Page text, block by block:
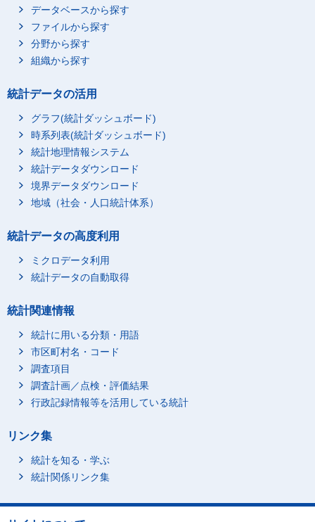
データベースから探す
ファイルから探す
分野から探す
組織から探す
統計データの活用
グラフ(統計ダッシュボード)
時系列表(統計ダッシュボード)
統計地理情報システム
統計データダウンロード
境界データダウンロード
地域（社会・人口統計体系）
統計データの高度利用
ミクロデータ利用
統計データの自動取得
統計関連情報
統計に用いる分類・用語
市区町村名・コード
調査項目
調査計画／点検・評価結果
行政記録情報等を活用している統計
リンク集
統計を知る・学ぶ
統計関係リンク集